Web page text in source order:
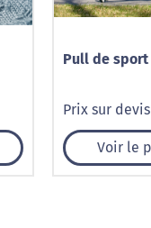
Pull de sport
Prix sur devis
Voir le